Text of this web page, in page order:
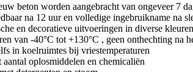
beton worden aangebracht van ongeveer 7
na 12 uur en volledige ingebruikname na
en decoratieve uitvoeringen in diverse
van -40°C tot +130°C , geen onthechting na
in koelruimtes bij vriestemperaturen
aantal oplosmiddelen en chemicaliën